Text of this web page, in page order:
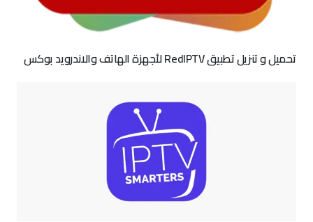
تحميل و تنزيل تطبيق RedIPTV لأجهزة الهاتف والاندرويد بوكس